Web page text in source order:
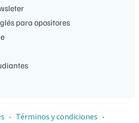
para opositores
· Términos y condiciones ·